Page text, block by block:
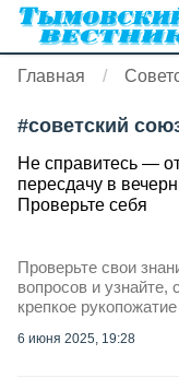
Главная
#советский
Не справитесь —
пересдачу в
Проверьте себя
Проверьте свои
вопросов и
крепкое
6 июня 2025, 19:28